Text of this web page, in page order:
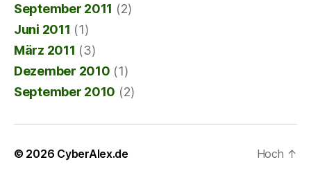
September 2011 (2)
Juni 2011 (1)
März 2011 (3)
Dezember 2010 (1)
September 2010 (2)
© 2026 CyberAlex.de Hoch ↑